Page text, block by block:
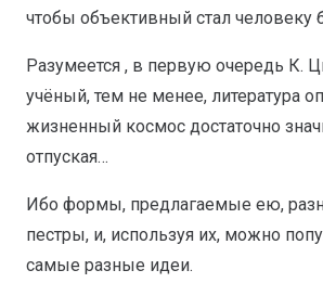
чтобы объективный стал человеку
Разумеется , в первую очередь К.
учёный, тем не менее, литература
жизненный космос достаточно
отпуская…
Ибо формы, предлагаемые ею,
пестры, и, используя их, можно
самые разные идеи.